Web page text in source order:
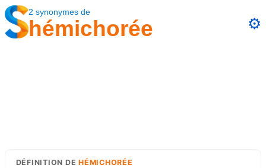
2 synonymes de
hémichorée ⚙️
DÉFINITION DEHÉMICHORÉE